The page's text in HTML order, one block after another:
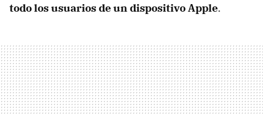
todo los usuarios de un dispositivo Apple.